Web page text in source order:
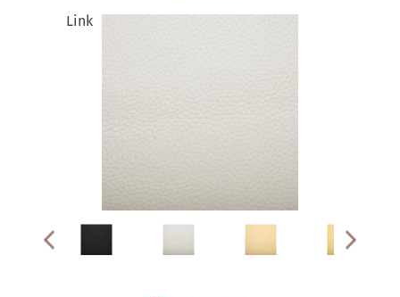
Link
Link
Link
Link
Link
Link
Link
Link
Link
Link
Link
Link
Link
Link
Link